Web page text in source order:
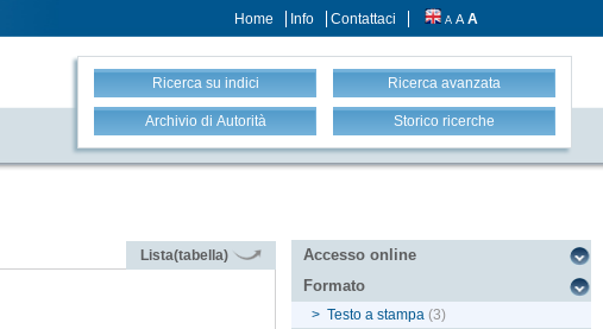
Home Info Contattaci A A A
Ricerca su indici Ricerca avanzata
Archivio di Autorità Storico ricerche
Lista(tabella)
Accesso online
Formato
> Testo a stampa (3)